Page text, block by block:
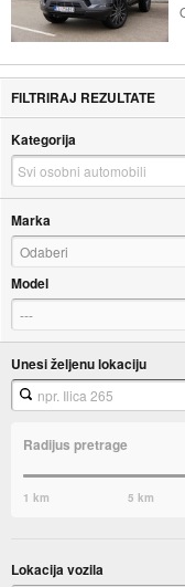
FILTRIRAJ REZULTATE
Kategorija
Marka
Odaberi
Model
---
Unesi željenu lokaciju
Radijus pretrage
1 km 5 km
Lokacija vozila